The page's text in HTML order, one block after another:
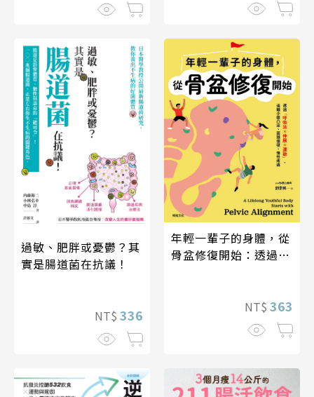
過敏、肥胖或憂鬱？其
實是腸道菌在抗議！
NT$ 336
年輕一輩子的身體，從
骨盆修復開始：透過
肩頸僵硬、慢性疼痛
NT$ 363